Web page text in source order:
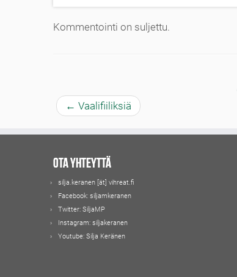
Kommentointi on suljettu.
← Vaalifiiliksiä
Ota yhteyttä
silja.keranen [ät] vihreat.fi
Facebook: siljamkeranen
Twitter: SiljaMP
Instagram: siljakeranen
Youtube: Silja Keränen